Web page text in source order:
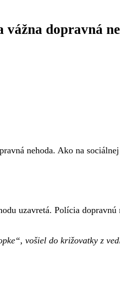
dopravná
nehoda. Ako na
uzavretá. Polícia
vošiel do križovatky z